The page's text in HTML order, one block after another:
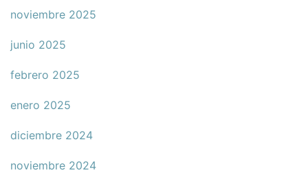
noviembre 2025
junio 2025
febrero 2025
enero 2025
diciembre 2024
noviembre 2024